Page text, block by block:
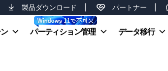
製品ダウンロード パートナー
パーティション管理 データ移行